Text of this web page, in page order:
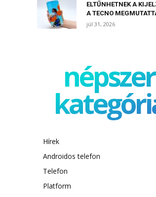
ELTŰNHETNEK A
A TECNO
júl 31, 2026
Hírek
Androidos telefon
Telefon
Platform